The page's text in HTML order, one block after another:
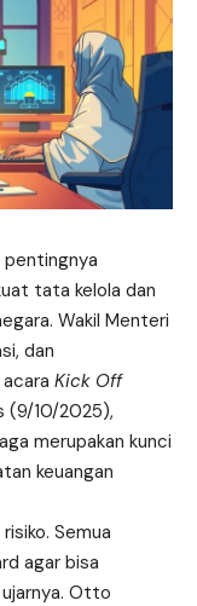
tata kelola dan
Wakil Menteri
dan
Kick Off
(9/10/2025),
merupakan kunci
keuangan
Semua
agar bisa
Otto